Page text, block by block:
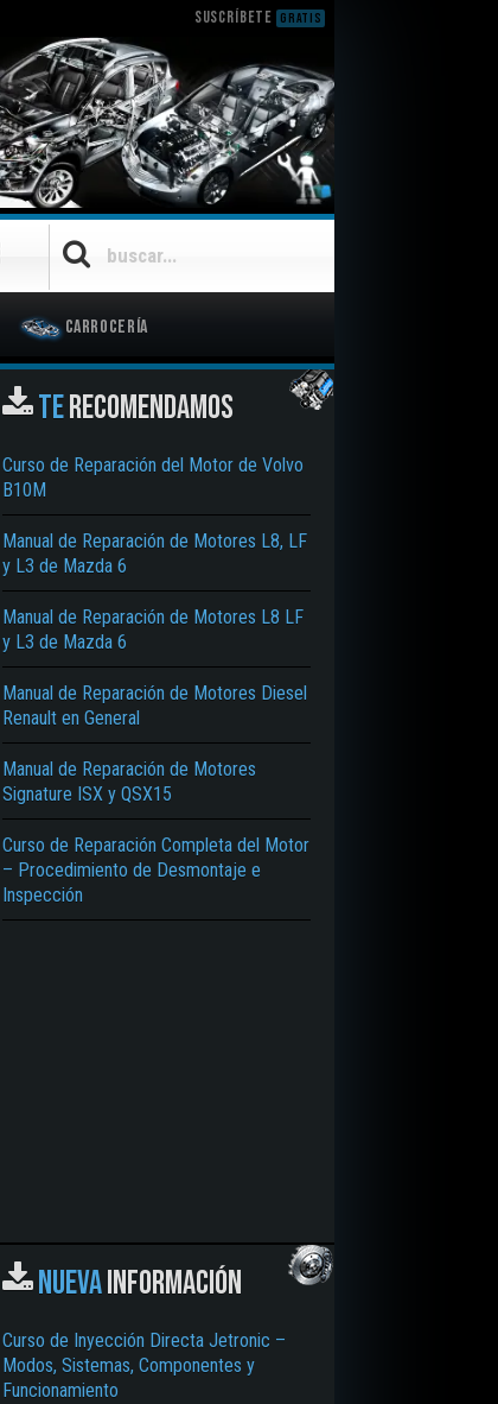
SUSCRÍBETE GRATIS
Carrocería
TERECOMENDAMOS
Curso de Reparación del Motor de Volvo
B10M
Manual de Reparación de Motores L8, LF
y L3 de Mazda 6
Manual de Reparación de Motores L8 LF
y L3 de Mazda 6
Manual de Reparación de Motores Diesel
Renault en General
Manual de Reparación de Motores
Signature ISX y QSX15
Curso de Reparación Completa del Motor
– Procedimiento de Desmontaje e
Inspección
NUEVAINFORMACIÓN
Curso de Inyección Directa Jetronic –
Modos, Sistemas, Componentes y
Funcionamiento